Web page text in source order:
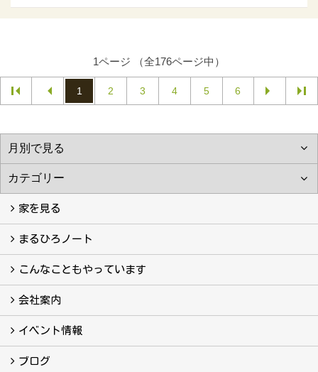
1ページ （全176ページ中）
1 2 3 4 5 6
家を見る
フォトギャラリー
現場レポート
完工事例
お客様の声
まるひろノート
真っ直ぐの家づくり
自慢の大工たち
こだわりの自然素材
快適な家のエッセンス
注文住宅ができるまで
こんなこともやっています
こんなこともやっています
会社案内
会社案内
まるひろの人
スタッフ紹介
プライバシーポリシー
イベント情報
イベント予告
イベント報告
ブログ